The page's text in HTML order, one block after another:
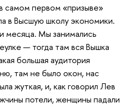
самом первом «призыве»
в Высшую школу экономики.
месяца. Мы занимались
— тогда там вся Вышка
большая аудитория
там не было окон, нас
жуткая, и, как говорил Лев
потели, женщины падали